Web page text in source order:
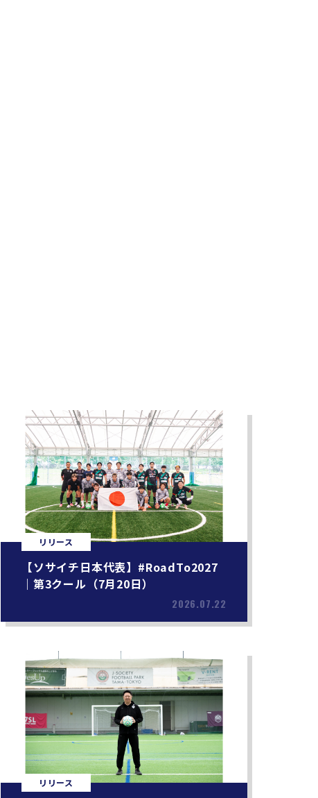
リリース
【ソサイチ日本代表】#RoadTo2027
｜第3クール（7月20日）
2026.07.22
リリース